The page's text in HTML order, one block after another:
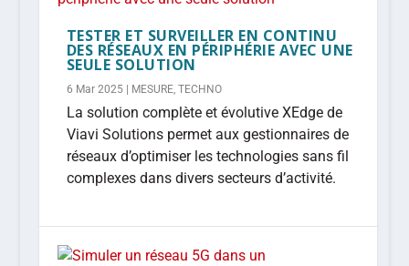
TESTER ET SURVEILLER EN CONTINU
DES RÉSEAUX EN PÉRIPHÉRIE AVEC UNE
SEULE SOLUTION
6 Mar 2025| MESURE, TECHNO
La solution complète et évolutive XEdge de
Viavi Solutions permet aux gestionnaires de
réseaux d’optimiser les technologies sans fil
complexes dans divers secteurs d’activité.